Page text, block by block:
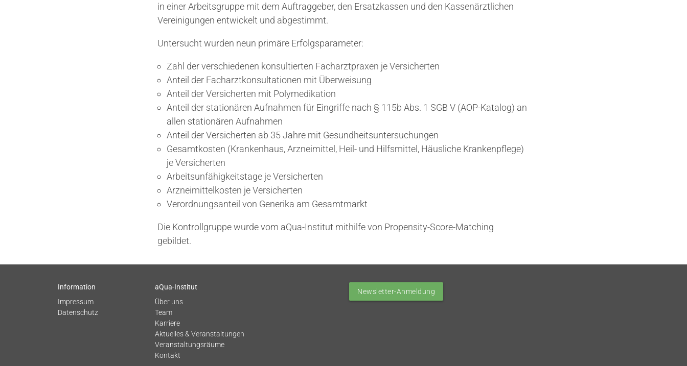
in einer Arbeitsgruppe mit dem Auftraggeber, den Ersatzkassen und den Kassenärztlichen
Vereinigungen entwickelt und abgestimmt.
Untersucht wurden neun primäre Erfolgsparameter:
Zahl der verschiedenen konsultierten Facharztpraxen je Versicherten
Anteil der Facharztkonsultationen mit Überweisung
Anteil der Versicherten mit Polymedikation
Anteil der stationären Aufnahmen für Eingriffe nach § 115b Abs. 1 SGB V (AOP-Katalog) an
allen stationären Aufnahmen
Anteil der Versicherten ab 35 Jahre mit Gesundheitsuntersuchungen
Gesamtkosten (Krankenhaus, Arzneimittel, Heil- und Hilfsmittel, Häusliche Krankenpflege)
je Versicherten
Arbeitsunfähigkeitstage je Versicherten
Arzneimittelkosten je Versicherten
Verordnungsanteil von Generika am Gesamtmarkt
Die Kontrollgruppe wurde vom aQua-Institut mithilfe von Propensity-Score-Matching
gebildet.
Newsletter-Anmeldung
Information
Impressum
Datenschutz
aQua-Institut
Über uns
Team
Karriere
Aktuelles & Veranstaltungen
Veranstaltungsräume
Kontakt